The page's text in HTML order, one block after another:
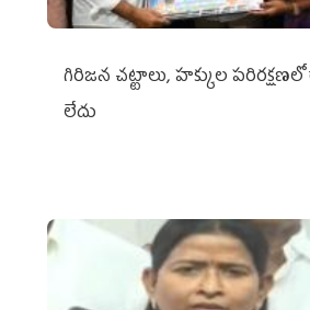
గిరిజన చట్టాలు, హక్కుల పరిరక్షణలో
లేదు